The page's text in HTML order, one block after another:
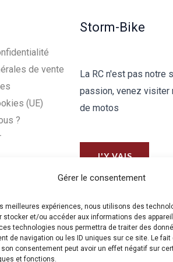
Gérer le consentement
meilleures expériences, nous utilisons des
stocker et/ou accéder aux informations des
technologies nous permettra de traiter des
de navigation ou les ID uniques sur ce site. Le
son consentement peut avoir un effet négatif sur
et fonctions.
de vente
(UE)
?
Storm-Bike
La RC n'est pas notre
passion, venez visiter
de motos
J'Y VAIS